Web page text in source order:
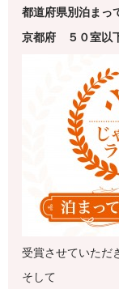
都道府県別泊まっ
京都府 ５０室以
受賞させていただ
そして